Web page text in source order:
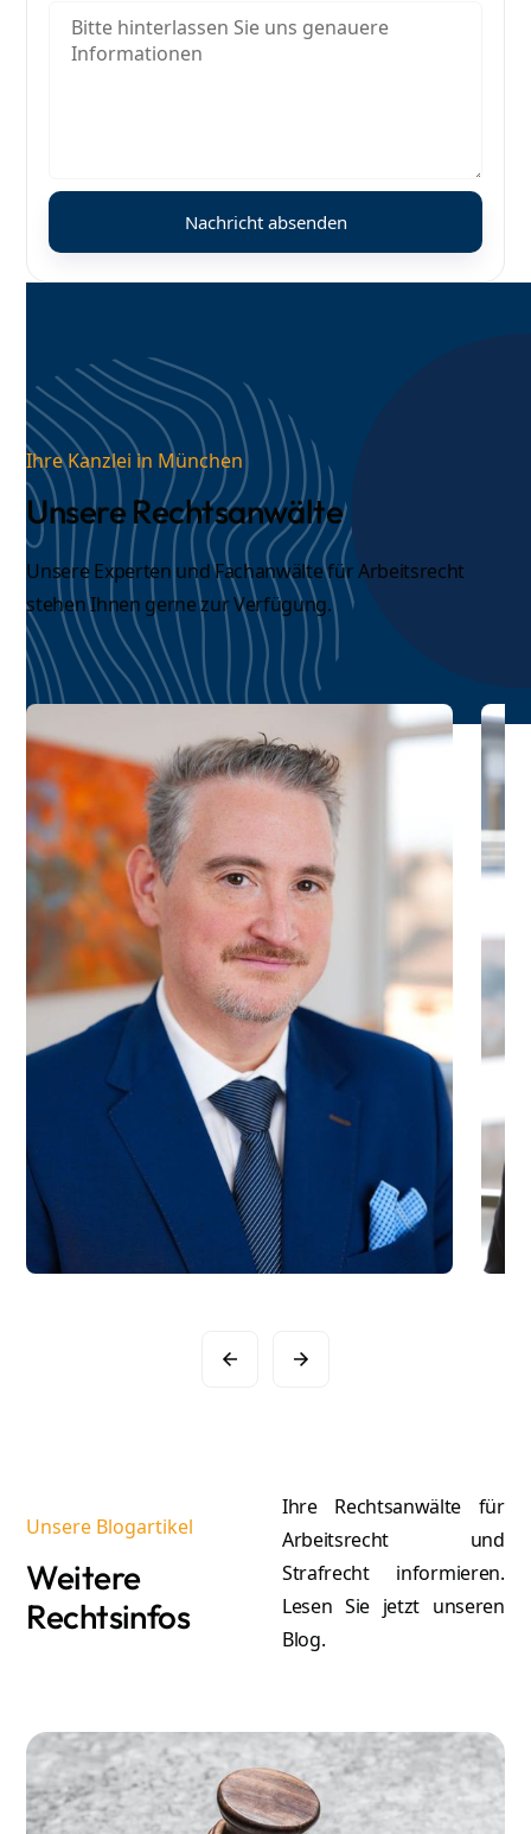
Ihre Kanzlei in München
Unsere Rechtsanwälte
Unsere Experten undFachanwälte für Arbeitsrecht
stehen Ihnen gerne zur Verfügung.
Mehr erfahren
Unsere Blogartikel
Weitere
Rechtsinfos
Ihre Rechtsanwälte für
Arbeitsrecht und
Strafrecht informieren.
Lesen Sie jetzt unseren
Blog.